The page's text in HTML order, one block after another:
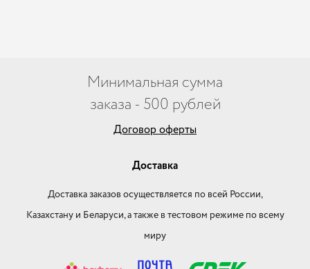
Минимальная сумма
заказа - 500 рублей
Договор оферты
Доставка
Доставка заказов осуществляется по всей России,
Казахстану и Беларуси, а также в тестовом режиме по всему
миру